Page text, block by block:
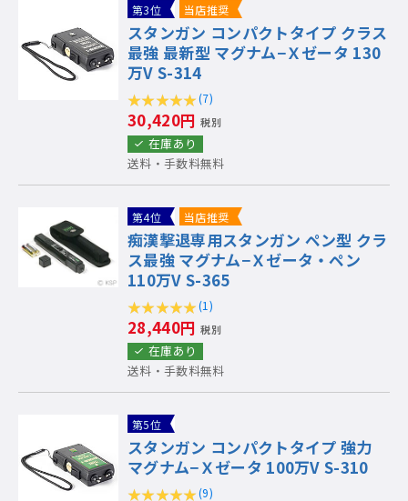
第3位 当店推奨
スタンガン コンパクトタイプ クラス
最強 最新型 マグナム−Ｘゼータ 130
万V S-314
(7)
30,420円 税別
在庫あり
送料・手数料無料
第4位 当店推奨
痴漢撃退専用スタンガン ペン型 クラ
ス最強 マグナム−Ｘゼータ・ペン
110万V S-365
(1)
28,440円 税別
在庫あり
送料・手数料無料
第5位
スタンガン コンパクトタイプ 強力
マグナム−Ｘゼータ 100万V S-310
(9)